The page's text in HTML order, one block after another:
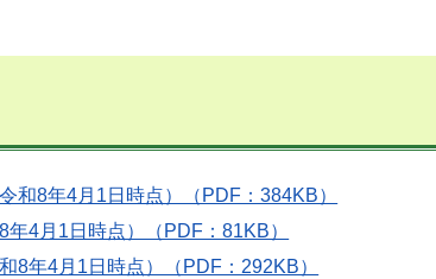
和8年4月1日時点）（PDF：384KB）
4月1日時点）（PDF：81KB）
8年4月1日時点）（PDF：292KB）